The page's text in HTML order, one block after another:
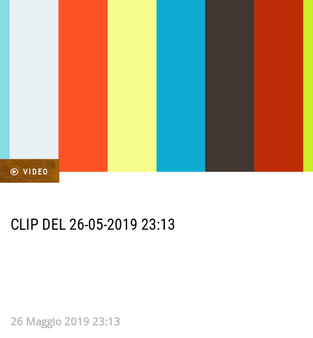
VIDEO
CLIP DEL 26-05-2019 23:13
26 Maggio 2019 23:13